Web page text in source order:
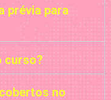
prévia para
curso?
no